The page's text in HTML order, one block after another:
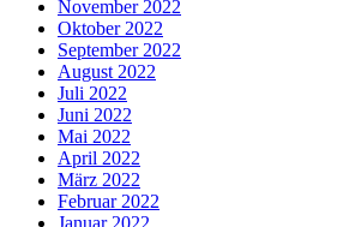
November 2022
Oktober 2022
September 2022
August 2022
Juli 2022
Juni 2022
Mai 2022
April 2022
März 2022
Februar 2022
Januar 2022